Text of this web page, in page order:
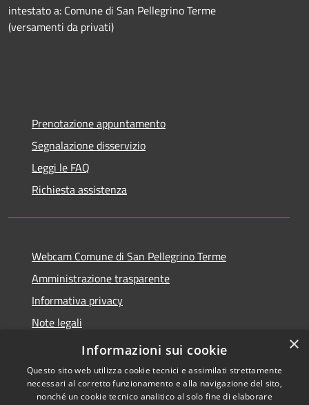
intestato a: Comune di San Pellegrino Terme
(versamenti da privati)
Prenotazione appuntamento
Segnalazione disservizio
Leggi le FAQ
Richiesta assistenza
Webcam Comune di San Pellegrino Terme
Amministrazione trasparente
Informativa privacy
Note legali
Dichiarazione di accessibilità
×
Informazioni sui cookie
Questo sito web utilizza cookie tecnici e assimilati strettamente
necessari al corretto funzionamento e alla navigazione del sito,
nonché un cookie tecnico analitico al solo fine di elaborare